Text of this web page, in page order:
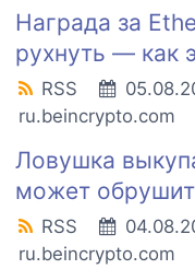
Награда за
рухнуть — как
RSS
ru.beincrypto.com
Ловушка
может
RSS
ru.beincrypto.com